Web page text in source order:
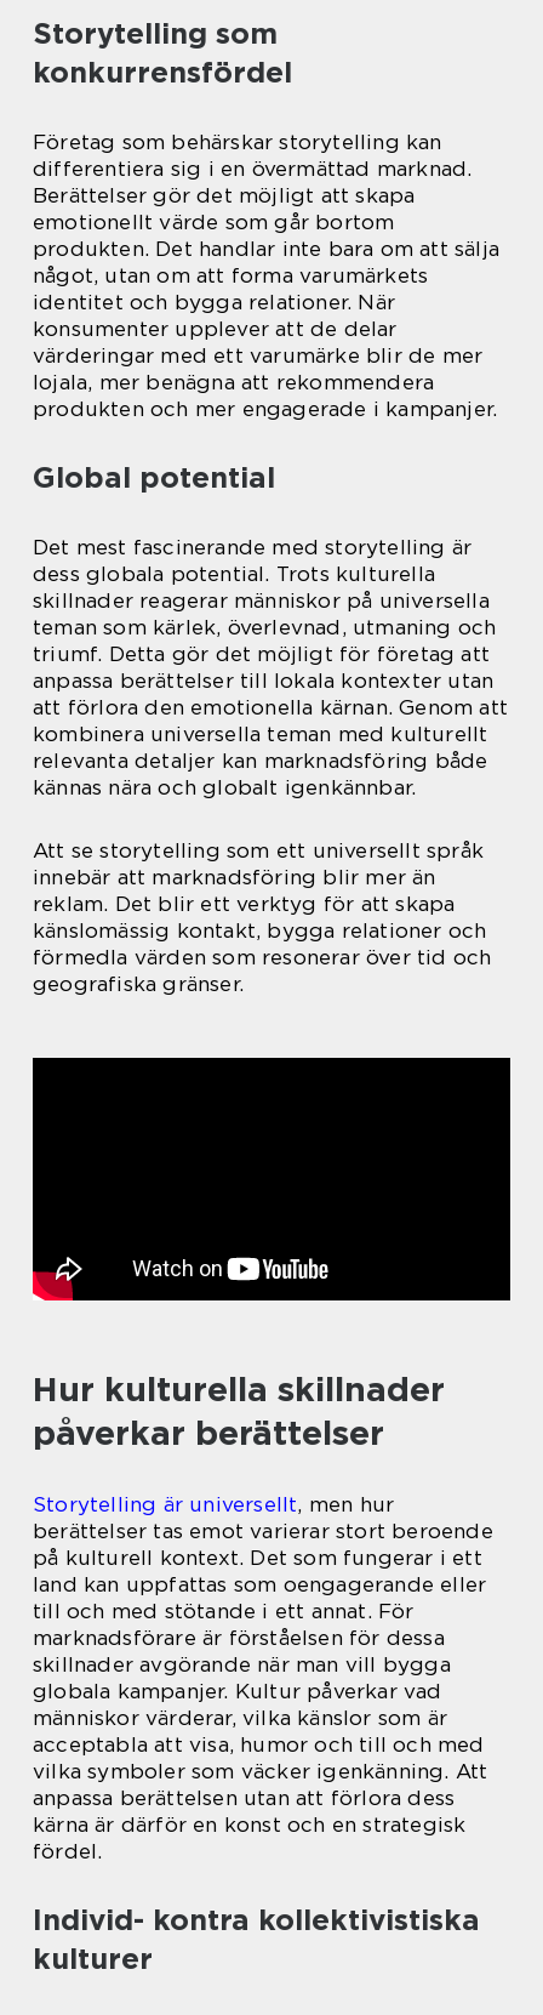
Storytelling som
konkurrensfördel
Företag som behärskar storytelling kan
differentiera sig i en övermättad marknad.
Berättelser gör det möjligt att skapa
emotionellt värde som går bortom
produkten. Det handlar inte bara om att sälja
något, utan om att forma varumärkets
identitet och bygga relationer. När
konsumenter upplever att de delar
värderingar med ett varumärke blir de mer
lojala, mer benägna att rekommendera
produkten och mer engagerade i kampanjer.
Global potential
Det mest fascinerande med storytelling är
dess globala potential. Trots kulturella
skillnader reagerar människor på universella
teman som kärlek, överlevnad, utmaning och
triumf. Detta gör det möjligt för företag att
anpassa berättelser till lokala kontexter utan
att förlora den emotionella kärnan. Genom att
kombinera universella teman med kulturellt
relevanta detaljer kan marknadsföring både
kännas nära och globalt igenkännbar.
Att se storytelling som ett universellt språk
innebär att marknadsföring blir mer än
reklam. Det blir ett verktyg för att skapa
känslomässig kontakt, bygga relationer och
förmedla värden som resonerar över tid och
geografiska gränser.
Hur kulturella skillnader
påverkar berättelser
Storytelling är universellt, men hur
berättelser tas emot varierar stort beroende
på kulturell kontext. Det som fungerar i ett
land kan uppfattas som oengagerande eller
till och med stötande i ett annat. För
marknadsförare är förståelsen för dessa
skillnader avgörande när man vill bygga
globala kampanjer. Kultur påverkar vad
människor värderar, vilka känslor som är
acceptabla att visa, humor och till och med
vilka symboler som väcker igenkänning. Att
anpassa berättelsen utan att förlora dess
kärna är därför en konst och en strategisk
fördel.
Individ- kontra kollektivistiska
kulturer